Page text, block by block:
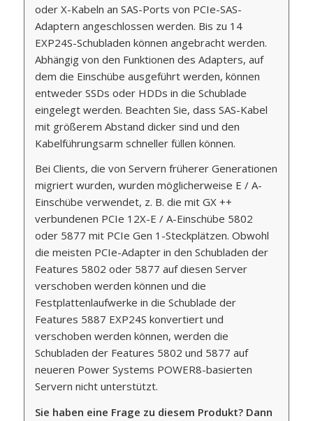
oder X-Kabeln an SAS-Ports von PCIe-SAS-
Adaptern angeschlossen werden. Bis zu 14
EXP24S-Schubladen können angebracht werden.
Abhängig von den Funktionen des Adapters, auf
dem die Einschübe ausgeführt werden, können
entweder SSDs oder HDDs in die Schublade
eingelegt werden. Beachten Sie, dass SAS-Kabel
mit größerem Abstand dicker sind und den
Kabelführungsarm schneller füllen können.
Bei Clients, die von Servern früherer Generationen
migriert wurden, wurden möglicherweise E / A-
Einschübe verwendet, z. B. die mit GX ++
verbundenen PCIe 12X-E / A-Einschübe 5802
oder 5877 mit PCIe Gen 1-Steckplätzen. Obwohl
die meisten PCIe-Adapter in den Schubladen der
Features 5802 oder 5877 auf diesen Server
verschoben werden können und die
Festplattenlaufwerke in die Schublade der
Features 5887 EXP24S konvertiert und
verschoben werden können, werden die
Schubladen der Features 5802 und 5877 auf
neueren Power Systems POWER8-basierten
Servern nicht unterstützt.
Sie haben eine Frage zu diesem Produkt? Dann